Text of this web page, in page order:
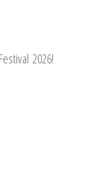
2026!